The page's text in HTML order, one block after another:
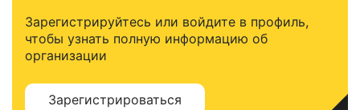
Зарегистрируйтесь или войдите в профиль,
чтобы узнать полную информацию об
организации
Зарегистрироваться